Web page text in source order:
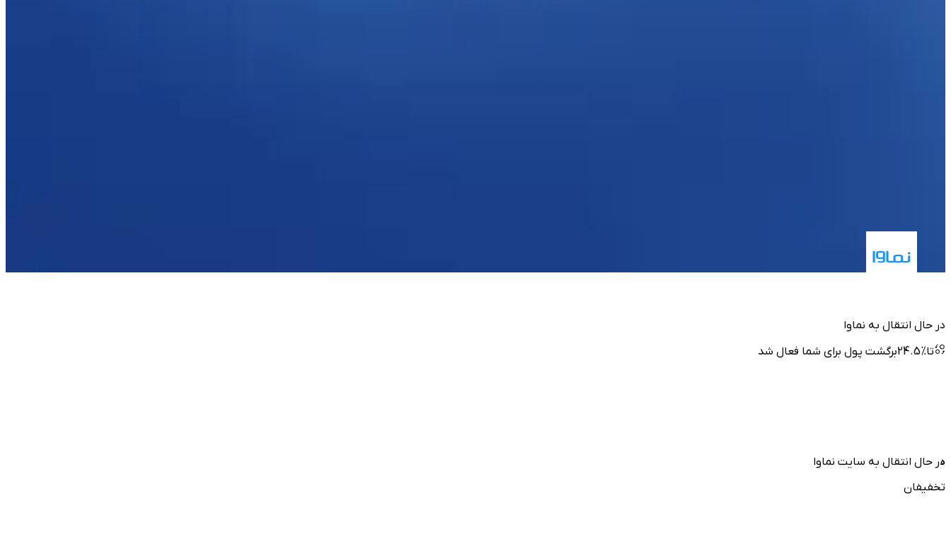
در حال انتقال به نماوا
تا%
24.5برگشت پول برای شما فعال شد
0
در حال انتقال به سایت نماوا
تخفیفان